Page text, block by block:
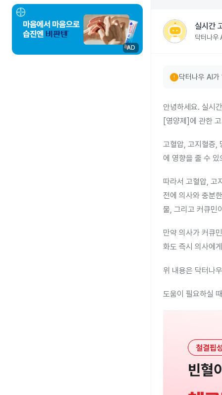
AD
실시간
닥터나우
error닥터나우 AI
안녕하세요. 실시
[영양제]에 관한
고혈압, 고지혈증,
에 영향을 줄 수
따라서 고혈압, 고
전에 의사와 충분
물, 그리고 커큐민
만약 의사가 커큐
화도 즉시 의사에
위 내용은 닥터나
도움이 필요하실